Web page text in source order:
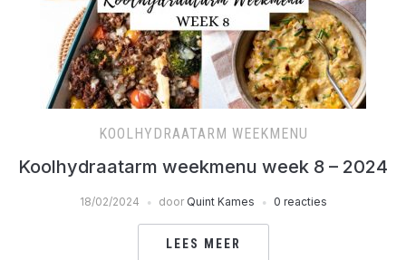
KOOLHYDRAATARM WEEKMENU
Koolhydraatarm weekmenu week 8 – 2024
18/02/2024 door Quint Kames 0 reacties
LEES MEER